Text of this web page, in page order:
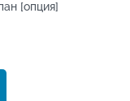
[опция]